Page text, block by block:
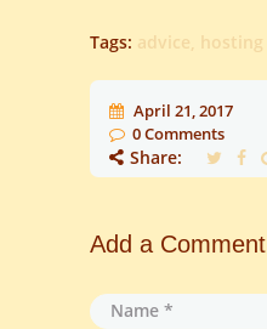
Tags: advice, hosting
April 21, 2017
0Comments
Share:
Add a Comment